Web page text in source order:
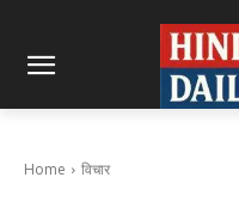
Home विचार